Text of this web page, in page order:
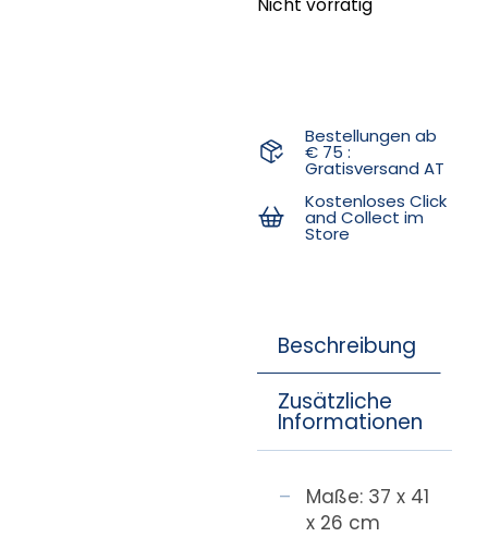
Nicht vorrätig
Bestellungen ab
€ 75 :
Gratisversand AT
Kostenloses Click
and Collect im
Store
Beschreibung
Zusätzliche
Informationen
Maße: 37 x 41
x 26 cm